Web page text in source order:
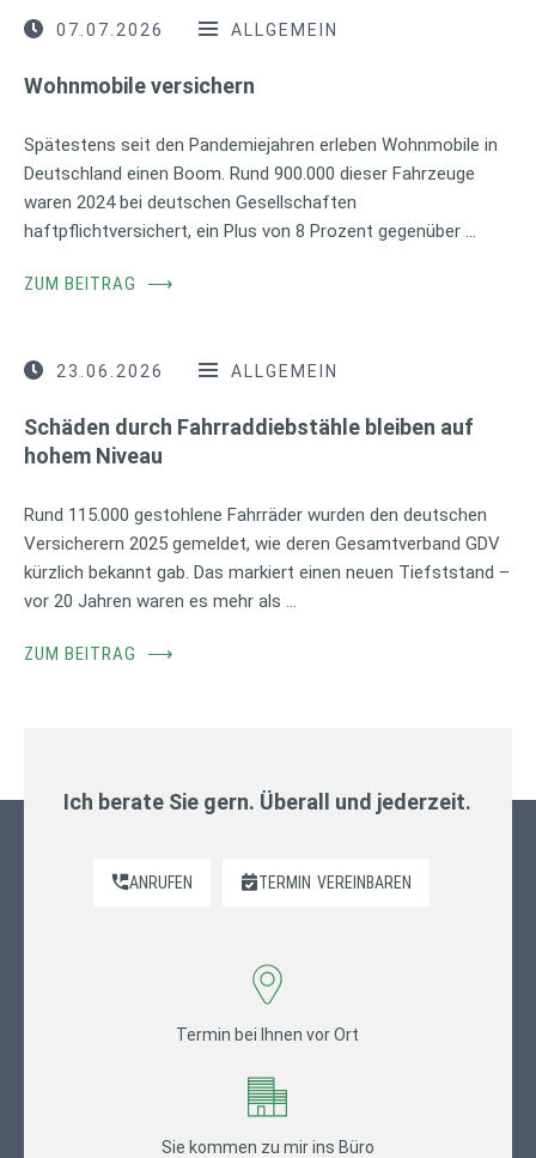
07.07.2026 ALLGEMEIN
Wohnmobile versichern
Spätestens seit den Pandemiejahren erleben Wohnmobile in
Deutschland einen Boom. Rund 900.000 dieser Fahrzeuge
waren 2024 bei deutschen Gesellschaften
haftpflichtversichert, ein Plus von 8 Prozent gegenüber …
ZUM BEITRAG ⟶
23.06.2026 ALLGEMEIN
Schäden durch Fahrraddiebstähle bleiben auf
hohem Niveau
Rund 115.000 gestohlene Fahrräder wurden den deutschen
Versicherern 2025 gemeldet, wie deren Gesamtverband GDV
kürzlich bekannt gab. Das markiert einen neuen Tiefststand –
vor 20 Jahren waren es mehr als …
ZUM BEITRAG ⟶
Ich berate Sie gern. Überall und jederzeit.
ANRUFEN TERMIN VEREINBAREN
Termin bei Ihnen vor Ort
Sie kommen zu mir ins Büro